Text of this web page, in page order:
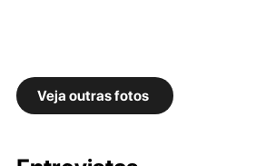
Veja outras fotos